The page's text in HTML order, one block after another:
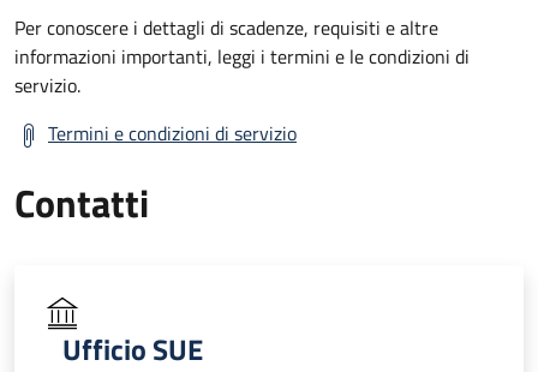
Per conoscere i dettagli di scadenze, requisiti e altre
informazioni importanti, leggi i termini e le condizioni di
servizio.
Termini e condizioni di servizio
Contatti
Ufficio SUE